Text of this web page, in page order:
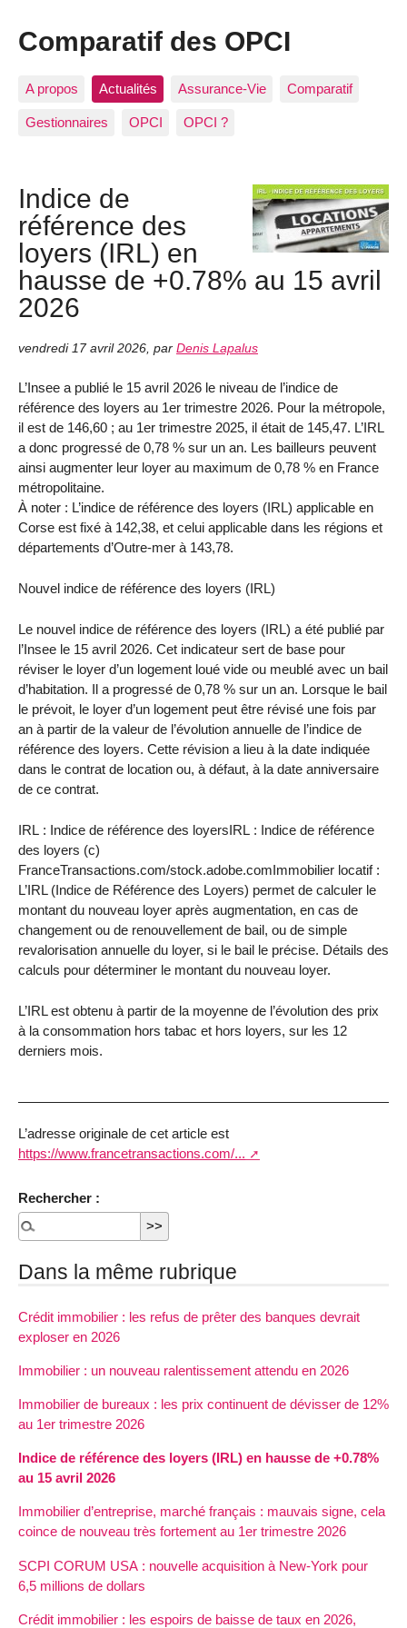
Comparatif des OPCI
A propos Actualités Assurance-Vie Comparatif
Gestionnaires OPCI OPCI ?
Indice de
référence des
loyers (IRL) en
hausse de +0.78% au 15 avril
2026
vendredi 17 avril 2026 par Denis Lapalus
L’Insee a publié le 15 avril 2026 le niveau de l’indice de
référence des loyers au 1er trimestre 2026. Pour la métropole,
il est de 146,60 ; au 1er trimestre 2025, il était de 145,47. L’IRL
a donc progressé de 0,78 % sur un an. Les bailleurs peuvent
ainsi augmenter leur loyer au maximum de 0,78 % en France
métropolitaine.
À noter : L’indice de référence des loyers (IRL) applicable en
Corse est fixé à 142,38, et celui applicable dans les régions et
départements d’Outre‑mer à 143,78.
Nouvel indice de référence des loyers (IRL)
Le nouvel indice de référence des loyers (IRL) a été publié par
l’Insee le 15 avril 2026. Cet indicateur sert de base pour
réviser le loyer d’un logement loué vide ou meublé avec un bail
d’habitation. Il a progressé de 0,78 % sur un an. Lorsque le bail
le prévoit, le loyer d’un logement peut être révisé une fois par
an à partir de la valeur de l’évolution annuelle de l’indice de
référence des loyers. Cette révision a lieu à la date indiquée
dans le contrat de location ou, à défaut, à la date anniversaire
de ce contrat.
IRL : Indice de référence des loyersIRL : Indice de référence
des loyers (c)
FranceTransactions.com/stock.adobe.comImmobilier locatif :
L’IRL (Indice de Référence des Loyers) permet de calculer le
montant du nouveau loyer après augmentation, en cas de
changement ou de renouvellement de bail, ou de simple
revalorisation annuelle du loyer, si le bail le précise. Détails des
calculs pour déterminer le montant du nouveau loyer.
L’IRL est obtenu à partir de la moyenne de l’évolution des prix
à la consommation hors tabac et hors loyers, sur les 12
derniers mois.
L’adresse originale de cet article est
https://www.francetransactions.com/...
Rechercher :
Dans la même rubrique
Crédit immobilier : les refus de prêter des banques devrait
exploser en 2026
Immobilier : un nouveau ralentissement attendu en 2026
Immobilier de bureaux : les prix continuent de dévisser de 12%
au 1er trimestre 2026
Indice de référence des loyers (IRL) en hausse de +0.78%
au 15 avril 2026
Immobilier d’entreprise, marché français : mauvais signe, cela
coince de nouveau très fortement au 1er trimestre 2026
SCPI CORUM USA : nouvelle acquisition à New-York pour
6,5 millions de dollars
Crédit immobilier : les espoirs de baisse de taux en 2026,